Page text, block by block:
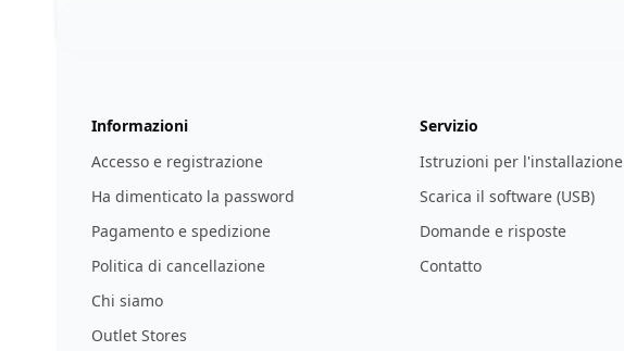
Informazioni
Accesso e registrazione
Ha dimenticato la password
Pagamento e spedizione
Politica di cancellazione
Chi siamo
Outlet Stores
Servizio
Istruzioni per l'installazione
Scarica il software (USB)
Domande e risposte
Contatto